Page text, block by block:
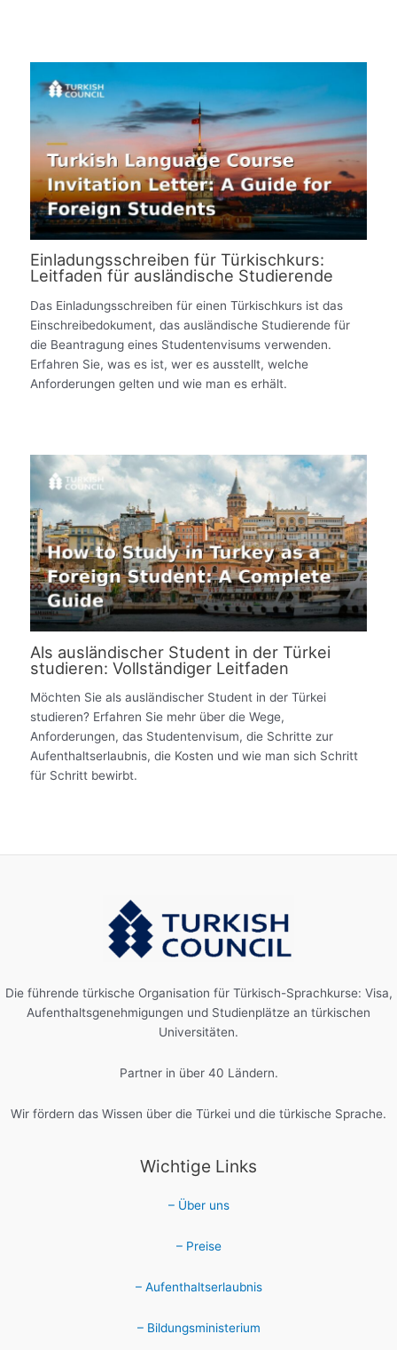
Einladungsschreiben für Türkischkurs:
Leitfaden für ausländische Studierende
Das Einladungsschreiben für einen Türkischkurs ist das
Einschreibedokument, das ausländische Studierende für
die Beantragung eines Studentenvisums verwenden.
Erfahren Sie, was es ist, wer es ausstellt, welche
Anforderungen gelten und wie man es erhält.
Als ausländischer Student in der Türkei
studieren: Vollständiger Leitfaden
Möchten Sie als ausländischer Student in der Türkei
studieren? Erfahren Sie mehr über die Wege,
Anforderungen, das Studentenvisum, die Schritte zur
Aufenthaltserlaubnis, die Kosten und wie man sich Schritt
für Schritt bewirbt.
Die führende türkische Organisation für Türkisch-Sprachkurse: Visa,
Aufenthaltsgenehmigungen und Studienplätze an türkischen
Universitäten.
Partner in über 40 Ländern.
Wir fördern das Wissen über die Türkei und die türkische Sprache.
Wichtige Links
– Über uns
– Preise
– Aufenthaltserlaubnis
– Bildungsministerium